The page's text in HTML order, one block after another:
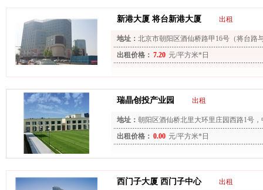
新港大厦 将台新港大厦 出租
地址： 北京市朝阳区酒仙桥路甲16号（将台路
出租价格： 7.20 元/平方米*日
瑞晶创投产业园 出租
地址： 朝阳区酒仙桥北里大环里庄园西路1号
出租价格： 0.00 元/平方米*日
西门子大厦 西门子中心 出租